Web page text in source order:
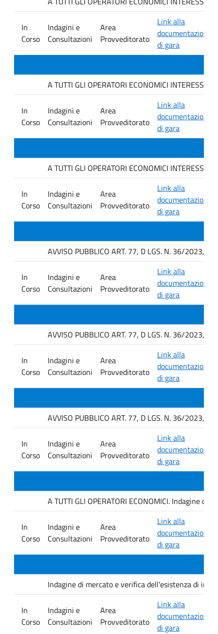
In
Corso
Indagini e
Consultazioni
Area
Provveditorato
Link alla
documentazione
di gara
A TUTTI GLI OPERATORI ECONOMICI
In
Corso
Indagini e
Consultazioni
Area
Provveditorato
Link alla
documentazione
di gara
A TUTTI GLI OPERATORI ECONOMICI
In
Corso
Indagini e
Consultazioni
Area
Provveditorato
Link alla
documentazione
di gara
AVVISO PUBBLICO ART. 77, D LGS. N. 36/2023,
In
Corso
Indagini e
Consultazioni
Area
Provveditorato
Link alla
documentazione
di gara
AVVISO PUBBLICO ART. 77, D LGS. N. 36/2023,
In
Corso
Indagini e
Consultazioni
Area
Provveditorato
Link alla
documentazione
di gara
AVVISO PUBBLICO ART. 77, D LGS. N. 36/2023,
In
Corso
Indagini e
Consultazioni
Area
Provveditorato
Link alla
documentazione
di gara
A TUTTI GLI OPERATORI ECONOMICI. Indagine
In
Corso
Indagini e
Consultazioni
Area
Provveditorato
Link alla
documentazione
di gara
Indagine di mercato e verifica dell’esistenza di
In
Corso
Indagini e
Consultazioni
Area
Provveditorato
Link alla
documentazione
di gara